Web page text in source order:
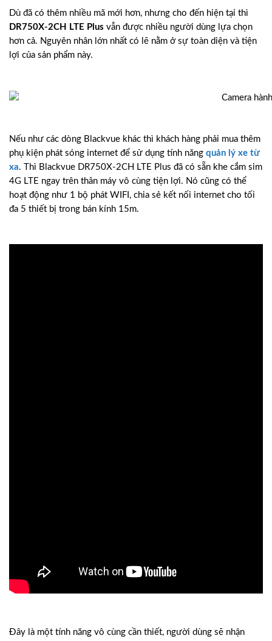
Dù đã có thêm nhiều mã mới hơn, nhưng cho đến hiện tại thì
DR750X-2CH LTE Plus vẫn được nhiều người dùng lựa chọn
hơn cả. Nguyên nhân lớn nhất có lẽ nằm ở sự toàn diện và tiện
lợi của sản phẩm này.
Nếu như các dòng Blackvue khác thì khách hàng phải mua thêm
phụ kiện phát sóng internet để sử dụng tính năng quản lý xe từ
xa. Thì Blackvue DR750X-2CH LTE Plus đã có sẵn khe cắm sim
4G LTE ngay trên thân máy vô cùng tiện lợi. Nó cũng có thể
hoạt động như 1 bộ phát WIFI, chia sẻ kết nối internet cho tối
đa 5 thiết bị trong bán kính 15m.
Đây là một tính năng vô cùng cần thiết, người dùng sẽ nhận